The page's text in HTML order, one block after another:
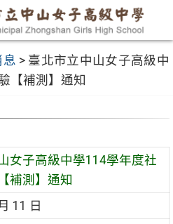
息 > 臺北市立中山女子高級中
【補測】通知
女子高級中學114學年度社
補測】通知
11 日